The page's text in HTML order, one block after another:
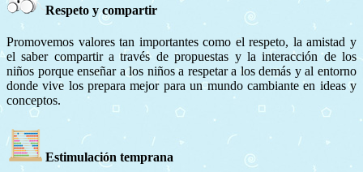
Respeto y compartir
Promovemos valores tan importantes como el respeto, la amistad y
el saber compartir a través de propuestas y la interacción de los
niños porque enseñar a los niños a respetar a los demás y al entorno
donde vive los prepara mejor para un mundo cambiante en ideas y
conceptos.
Estimulación temprana